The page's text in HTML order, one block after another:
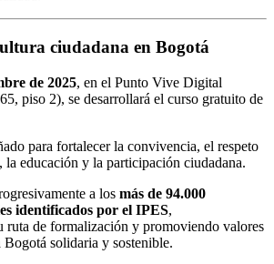
ciudadana en Bogotá
de 2025, en el Punto Vive Digital
piso 2), se desarrollará el curso gratuito de
para fortalecer la convivencia, el respeto
la educación y la participación ciudadana.
a los más de 94.000
identificados por el IPES,
ruta de formalización y promoviendo valores
solidaria y sostenible.